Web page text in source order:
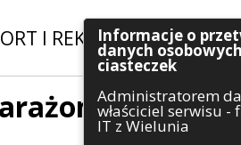
I REKREACJA|
Szukaj
Informacje o
danych
ciasteczek
Administratorem
właściciel serwisu -
IT z Wielunia